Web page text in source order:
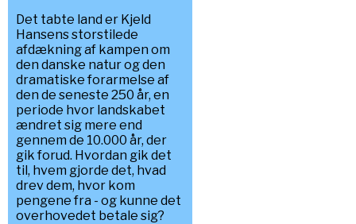
Det tabte land er Kjeld
Hansens storstilede
afdækning af kampen om
den danske natur og den
dramatiske forarmelse af
den de seneste 250 år, en
periode hvor landskabet
ændret sig mere end
gennem de 10.000 år, der
gik forud. Hvordan gik det
til, hvem gjorde det, hvad
drev dem, hvor kom
pengene fra - og kunne det
overhovedet betale sig?